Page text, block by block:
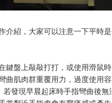
介紹，大家可以注意一下平時
鍵盤上敲敲打打，或使用滑鼠
曲肌肉群重覆用力，過度使用
若發現早晨起床時手指彎曲後